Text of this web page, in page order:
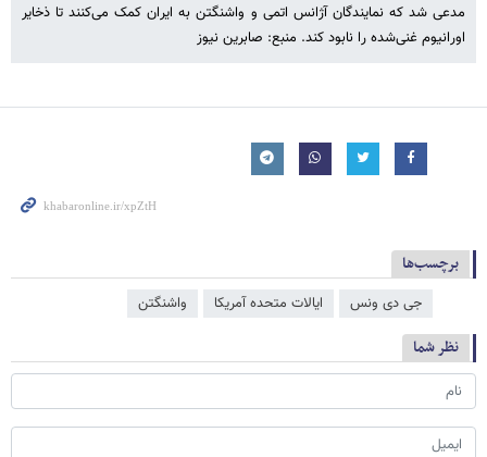
مدعی شد که نمایندگان آژانس اتمی و واشنگتن به ایران کمک می‌کنند تا ذخایر
اورانیوم غنی‌شده را نابود کند. منبع: صابرین نیوز
برچسب‌ها
جی دی ونس ایالات متحده آمریکا واشنگتن
نظر شما